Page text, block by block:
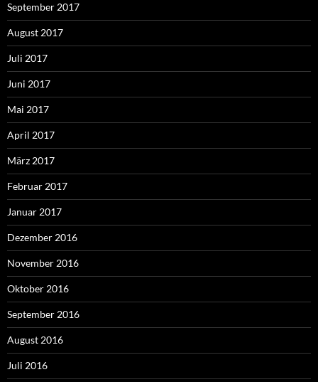
September 2017
August 2017
Juli 2017
Juni 2017
Mai 2017
April 2017
März 2017
Februar 2017
Januar 2017
Dezember 2016
November 2016
Oktober 2016
September 2016
August 2016
Juli 2016